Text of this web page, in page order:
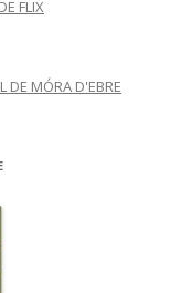
FLIX
DE MÓRA D'EBRE